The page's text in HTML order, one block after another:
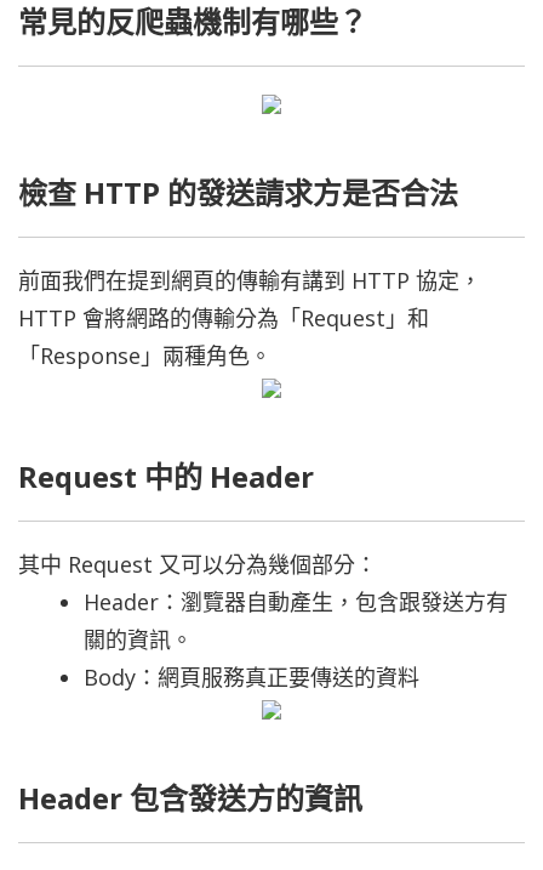
常見的反爬蟲機制有哪些？
檢查 HTTP 的發送請求方是否合法
前面我們在提到網頁的傳輸有講到 HTTP 協定，
HTTP 會將網路的傳輸分為「Request」和
「Response」兩種角色。
Request 中的 Header
其中 Request 又可以分為幾個部分：
Header：瀏覽器自動產生，包含跟發送方有
關的資訊。
Body：網頁服務真正要傳送的資料
Header 包含發送方的資訊